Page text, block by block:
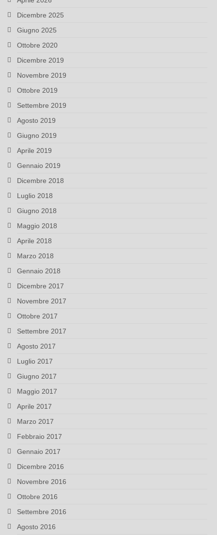
Dicembre 2025
Giugno 2025
Ottobre 2020
Dicembre 2019
Novembre 2019
Ottobre 2019
Settembre 2019
Agosto 2019
Giugno 2019
Aprile 2019
Gennaio 2019
Dicembre 2018
Luglio 2018
Giugno 2018
Maggio 2018
Aprile 2018
Marzo 2018
Gennaio 2018
Dicembre 2017
Novembre 2017
Ottobre 2017
Settembre 2017
Agosto 2017
Luglio 2017
Giugno 2017
Maggio 2017
Aprile 2017
Marzo 2017
Febbraio 2017
Gennaio 2017
Dicembre 2016
Novembre 2016
Ottobre 2016
Settembre 2016
Agosto 2016